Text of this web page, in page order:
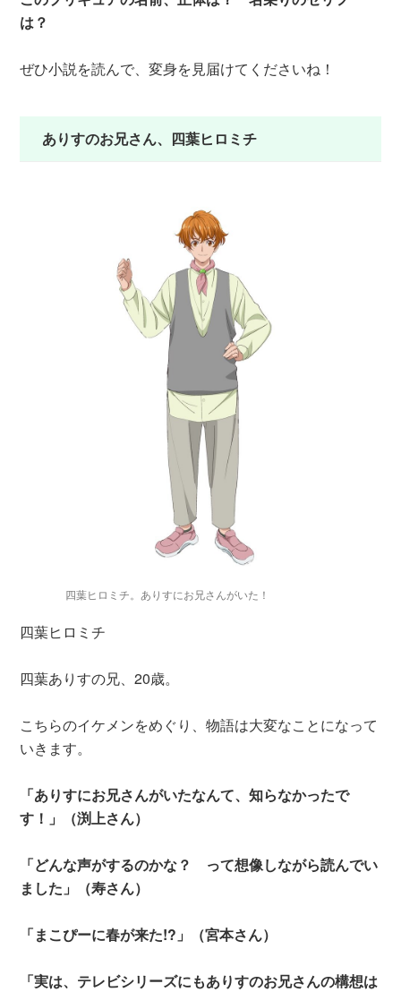
は？
ぜひ小説を読んで、変身を見届けてくださいね！
ありすのお兄さん、四葉ヒロミチ
四葉ヒロミチ。ありすにお兄さんがいた！
四葉ヒロミチ
四葉ありすの兄、20歳。
こちらのイケメンをめぐり、物語は大変なことになって
いきます。
「ありすにお兄さんがいたなんて、知らなかったで
す！」（渕上さん）
「どんな声がするのかな？ って想像しながら読んでい
ました」（寿さん）
「まこぴーに春が来た!?」（宮本さん）
「実は、テレビシリーズにもありすのお兄さんの構想は